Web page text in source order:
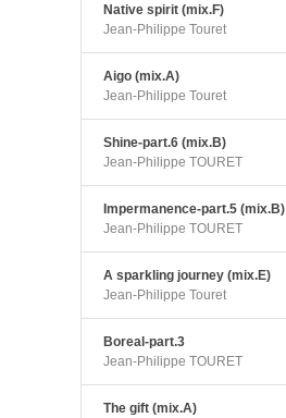
Native spirit (mix.F)
Jean-Philippe Touret
Aigo (mix.A)
Jean-Philippe Touret
Shine-part.6 (mix.B)
Jean-Philippe TOURET
Impermanence-part.5 (mix.B)
Jean-Philippe TOURET
A sparkling journey (mix.E)
Jean-Philippe Touret
Boreal-part.3
Jean-Philippe TOURET
The gift (mix.A)